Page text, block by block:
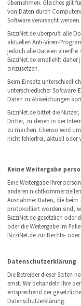
übernehmen. Gleiches gilt
von Daten durch
Software verursacht werden.
BizziNet.de überprüft alle
aktuellen Anti-Viren-
jedoch alle Dateien
BizziNet.de empfiehlt daher
einzusetzen.
Beim Einsatz
unterschiedlicher Software-
Daten zu Abweichungen
BizziNet.de bittet die
Dritter, zu denen in der
zu machen. Ebenso wird
nicht fehlerfrei, aktuell oder
Keine Weitergabe
Eine Weitergabe Ihrer
anderen
Ausnahme: Daten, die
protokolliert worden sind,
BizziNet.de gesetzlich oder
oder die Weitergabe im
BizziNet.de zur Rechts-
Datenschutzerklärung
Die Betreiber dieser Seiten
ernst. Wir behandeln Ihre
entsprechend der
Datenschutzerklärung.